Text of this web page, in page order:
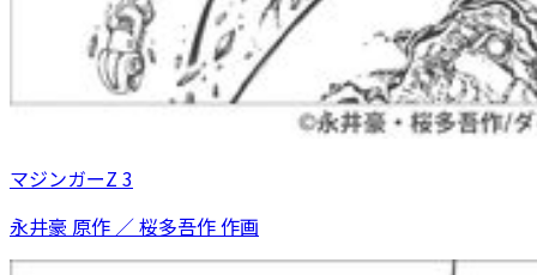
マジンガーZ 3
永井豪 原作 ／ 桜多吾作 作画